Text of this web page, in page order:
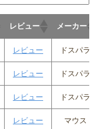
レビュー メーカー
レビュー ドスパラ
レビュー ドスパラ
レビュー ドスパラ
レビュー マウス